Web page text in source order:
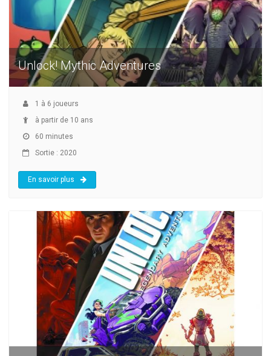
Unlock! Mythic Adventures
1 à 6 joueurs
à partir de 10 ans
60 minutes
Sortie : 2020
En savoir plus